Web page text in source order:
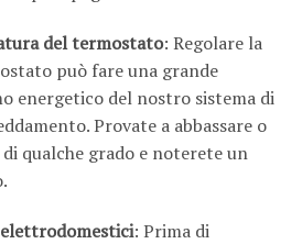
del termostato: Regolare la
può fare una grande
energetico del nostro sistema di
Provate a abbassare o
qualche grado e noterete un
: Prima di